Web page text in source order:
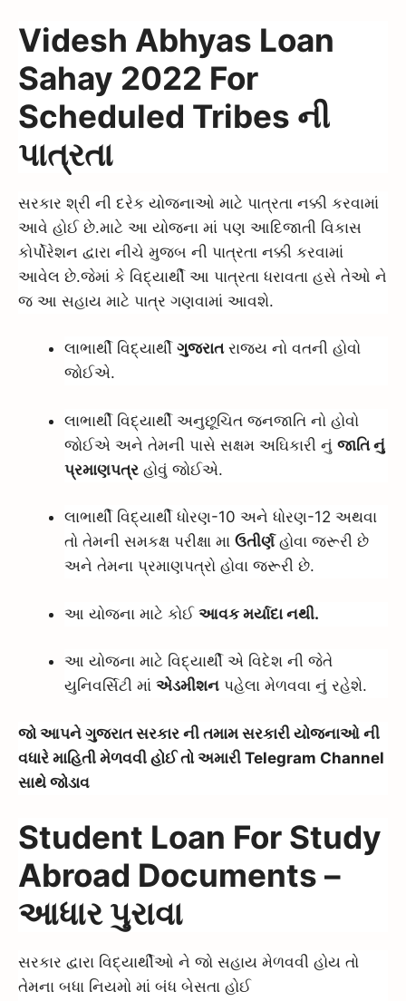
Videsh Abhyas Loan
Sahay 2022 For
Scheduled Tribes ની
પાત્રતા
સરકાર શ્રી ની દરેક યોજનાઓ માટે પાત્રતા નક્કી કરવામાં
આવે હોઈ છે.માટે આ યોજના માં પણ આદિજાતી વિકાસ
કોર્પોરેશન દ્વારા નીચે મુજબ ની પાત્રતા નક્કી કરવામાં
આવેલ છે.જેમાં કે વિદ્યાર્થી આ પાત્રતા ધરાવતા હસે તેઓ ને
જ આ સહાય માટે પાત્ર ગણવામાં આવશે.
લાભાર્થી વિદ્યાર્થી ગુજરાતરાજ્ય નો વતની હોવો
જોઈએ.
લાભાર્થી વિદ્યાર્થી અનુછૂચિત જનજાતિ નો હોવો
જોઈએ અને તેમની પાસે સક્ષમ અઘિકારી નું જાતિ નું
પ્રમાણપત્ર હોવું જોઈએ.
લાભાર્થી વિદ્યાર્થી ધોરણ-10 અને ધોરણ-12 અથવા
તો તેમની સમકક્ષ પરીક્ષા મા ઉતીર્ણહોવા જરૂરી છે
અને તેમના પ્રમાણપત્રો હોવા જરૂરી છે.
આ યોજના માટે કોઈ આવક મર્યાદા નથી.
આ યોજના માટે વિદ્યાર્થી એ વિદેશ ની જેતે
યુનિવર્સિટી માં એડમીશન પહેલા મેળવવા નું રહેશે.
જો આપને ગુજરાત સરકાર ની તમામ સરકારી યોજનાઓ ની
વધારે માહિતી મેળવવી હોઈ તો અમારી Telegram Channel
સાથે જોડાવ
Student Loan For Study
Abroad Documents –
આધાર પુરાવા
સરકાર દ્વારા વિદ્યાર્થીઓ ને જો સહાય મેળવવી હોય તો
તેમના બધા નિયમો માં બંધ બેસતા હોઈ